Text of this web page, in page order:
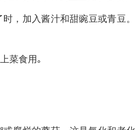
，加入酱汁和甜豌豆或青豆。
菜食用｡